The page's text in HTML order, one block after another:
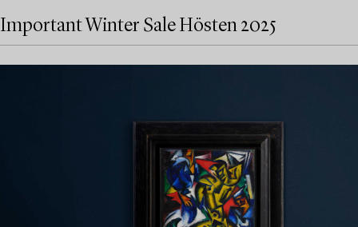
Important Winter Sale Hösten 2025